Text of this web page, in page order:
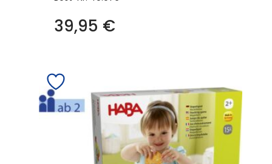
39,95 €